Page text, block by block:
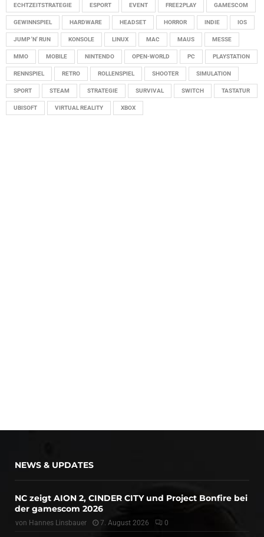
ECHTZEITSTRATEGIE ESPORT EVENT FREE2PLAY GAMESCOM
GEWINNSPIEL HARDWARE HEADSET HORROR INDIE IOS
JUMP 'N' RUN KONSOLE LINUX MAC MAUS MESSE
MMO MOBILE NINTENDO OPEN-WORLD PC PLAYSTATION
RENNSPIEL RETRO ROLLENSPIEL SHOOTER SIMULATION
SPORT STEAM STRATEGIE SURVIVAL SWITCH TASTATUR
UBISOFT VIRTUAL REALITY XBOX
NEWS & UPDATES
NC zeigt AION 2, CINDER CITY und Project Bonfire bei
der gamescom 2026
von Hannes Linsbauer 7. August 2026 0